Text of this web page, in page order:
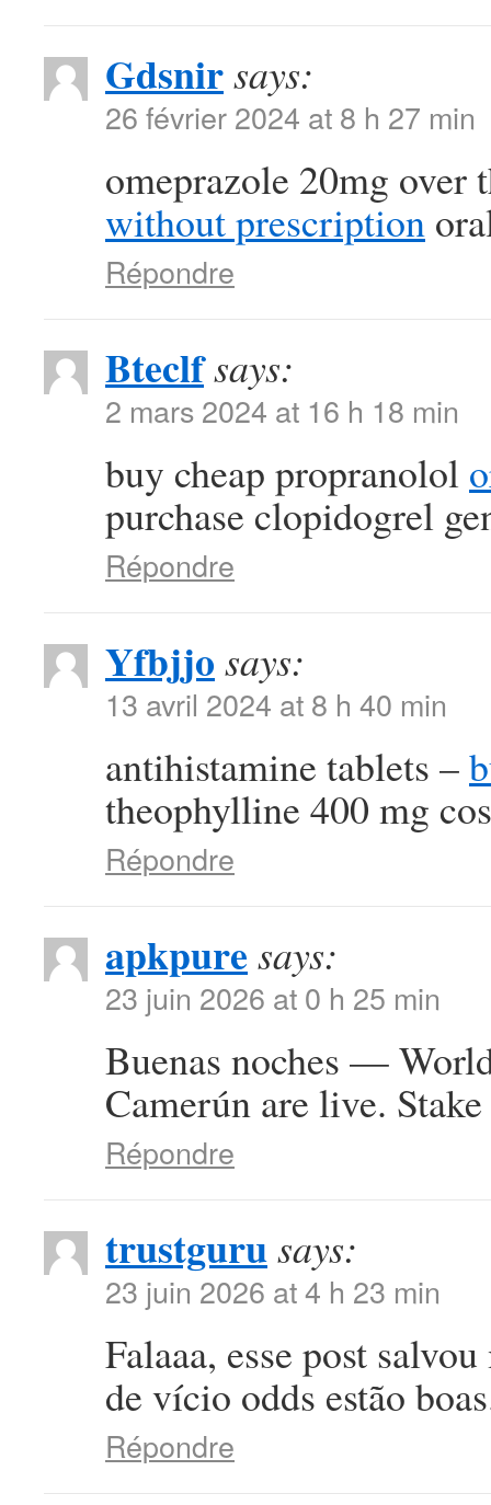
Gdsnirsays:
26 février 2024 at 8 h 27 min
omeprazole 20mg over
without prescription
Répondre
Bteclfsays:
2 mars 2024 at 16 h 18 min
buy cheap propranolol
purchase clopidogrel
Répondre
Yfbjjo says:
13 avril 2024 at 8 h 40 min
antihistamine tablets –
theophylline 400 mg
Répondre
apkpure says:
23 juin 2026 at 0 h 25 min
Buenas noches —
Camerún are live.
Répondre
trustgurusays:
23 juin 2026 at 4 h 23 min
Falaaa, esse post
de vício odds estão
Répondre